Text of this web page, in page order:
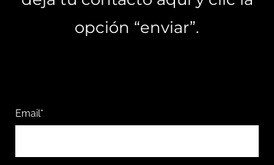
opción “enviar”.
Email*